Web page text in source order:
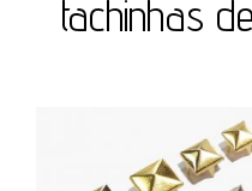
tachinhas